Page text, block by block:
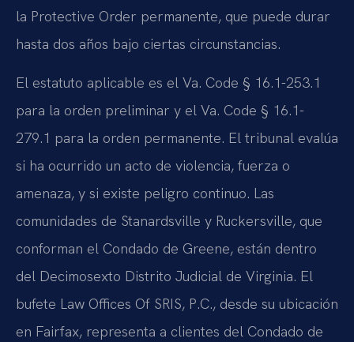
la Protective Order permanente, que puede durar
hasta dos años bajo ciertas circunstancias.
El estatuto aplicable es el Va. Code § 16.1-253.1
para la orden preliminar y el Va. Code § 16.1-
279.1 para la orden permanente. El tribunal evalúa
si ha ocurrido un acto de violencia, fuerza o
amenaza, y si existe peligro continuo. Las
comunidades de Stanardsville y Ruckersville, que
conforman el Condado de Greene, están dentro
del Decimosexto Distrito Judicial de Virginia. El
bufete Law Offices Of SRIS, P.C., desde su ubicación
en Fairfax, representa a clientes del Condado de